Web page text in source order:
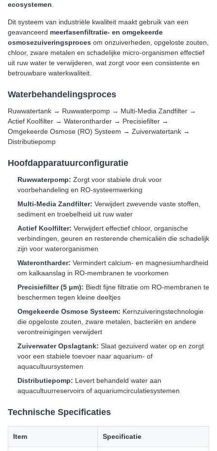
ecosystemen
Dit systeem van industriële kwaliteit maakt gebruik van een
geavanceerd meerfasenfiltratie- en omgekeerde
osmosezuiveringsproces om onzuiverheden, opgeloste zouten,
chloor, zware metalen en schadelijke micro-organismen effectief
uit ruw water te verwijderen, wat zorgt voor een consistente en
betrouwbare waterkwaliteit.
Waterbehandelingsproces
Ruwwatertank → Ruwwaterpomp → Multi-Media Zandfilter →
Actief Koolfilter → Waterontharder → Precisiefilter →
Omgekeerde Osmose (RO) Systeem → Zuiverwatertank →
Distributiepomp
Hoofdapparatuurconfiguratie
Ruwwaterpomp: Zorgt voor stabiele druk voor
voorbehandeling en RO-systeemwerking
Multi-Media Zandfilter: Verwijdert zwevende vaste stoffen,
sediment en troebelheid uit ruw water
Actief Koolfilter: Verwijdert effectief chloor, organische
verbindingen, geuren en resterende chemicaliën die schadelijk
zijn voor waterorganismen
Waterontharder: Vermindert calcium- en magnesiumhardheid
om kalkaanslag in RO-membranen te voorkomen
Precisiefilter (5 μm): Biedt fijne filtratie om RO-membranen te
beschermen tegen kleine deeltjes
Omgekeerde Osmose Systeem: Kernzuiveringstechnologie
die opgeloste zouten, zware metalen, bacteriën en andere
verontreinigingen verwijdert
Zuiverwater Opslagtank: Slaat gezuiverd water op en zorgt
voor een stabiele toevoer naar aquarium- of
aquacultuursystemen
Distributiepomp: Levert behandeld water aan
aquacultuurreservoirs of aquariumcirculatiesystemen
Technische Specificaties
Item Specificatie